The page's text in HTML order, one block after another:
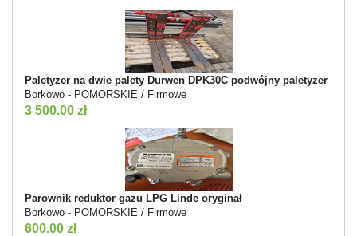
Paletyzer na dwie palety Durwen DPK30C podwójny paletyzer
Borkowo - POMORSKIE / Firmowe
3 500.00 zł
Parownik reduktor gazu LPG Linde oryginał
Borkowo - POMORSKIE / Firmowe
600.00 zł